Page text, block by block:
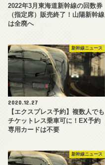
2022年3月東海道新幹線の回数券
（指定席）販売終了！山陽新幹線
は全廃へ
新幹線ニュース
2020.12.27
【エクスプレス予約】複数人でも
チケットレス乗車可に！EX予約
専用カードは不要
新幹線ニュース